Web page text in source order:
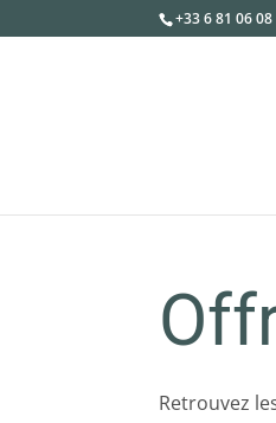
+33 6 81 06 08
Retrouvez